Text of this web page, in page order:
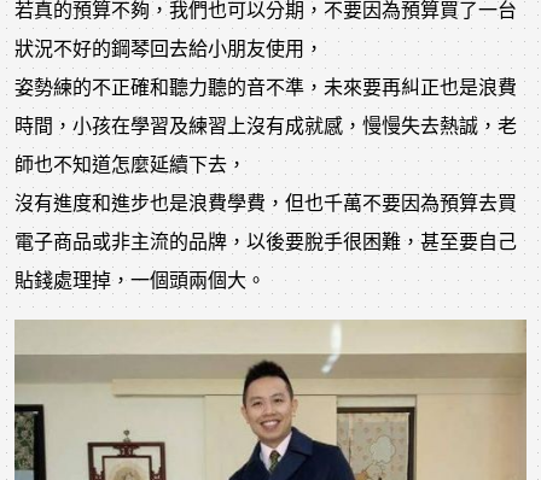
若真的預算不夠，我們也可以分期，不要因為預算買了一台
狀況不好的鋼琴回去給小朋友使用，
姿勢練的不正確和聽力聽的音不準，未來要再糾正也是浪費
時間，小孩在學習及練習上沒有成就感，慢慢失去熱誠，老
師也不知道怎麼延續下去，
沒有進度和進步也是浪費學費，但也千萬不要因為預算去買
電子商品或非主流的品牌，以後要脫手很困難，甚至要自己
貼錢處理掉，一個頭兩個大。